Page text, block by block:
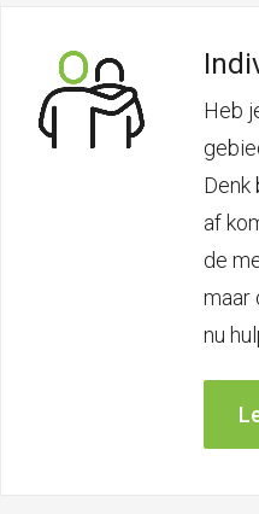
Heb
Denk
af
de
maar
nu